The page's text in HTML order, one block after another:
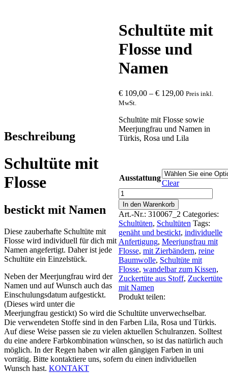
Schultüte mit
Flosse und
Namen
€109,00– €129,00 Preis inkl.
MwSt.
Schultüte mit Flosse sowie
Meerjungfrau und Namen in
Türkis, Rosa und Lila
Ausstattung
Clear
Schultüte
mit
Flosse
und
Namen
quantity
In den Warenkorb
Art.-Nr.: 310067_2 Categories:
Schultüten, Schultüten Tags:
genäht und bestickt, individuelle
Anfertigung, Meerjungfrau mit
Flosse, mit Zierbändern, reine
Baumwolle, Schultüte mit
Flosse, wandelbar zum Kissen,
Zuckertüte aus Stoff, Zuckertüte
mit Namen
Produkt teilen:
Beschreibung
Schultüte mit
Flosse
bestickt mit Namen
Diese zauberhafte Schultüte mit
Flosse wird individuell für dich mit
Namen angefertigt. Daher ist jede
Schultüte ein Einzelstück.
Neben der Meerjungfrau wird der
Namen und auf Wunsch auch das
Einschulungsdatum aufgestickt.
(Dieses wird unter die
Meerjungfrau gestickt) So wird die Schultüte unverwechselbar.
Die verwendeten Stoffe sind in den Farben Lila, Rosa und Türkis.
Auf diese Weise passen sie zu vielen aktuellen Schulranzen. Solltest
du eine andere Farbkombination wünschen, so ist das natürlich auch
möglich. In der Regen haben wir allen gängigen Farben in uni
vorrätig. Bitte kontaktiere uns, sofern du einen individuellen
Wunsch hast. KONTAKT